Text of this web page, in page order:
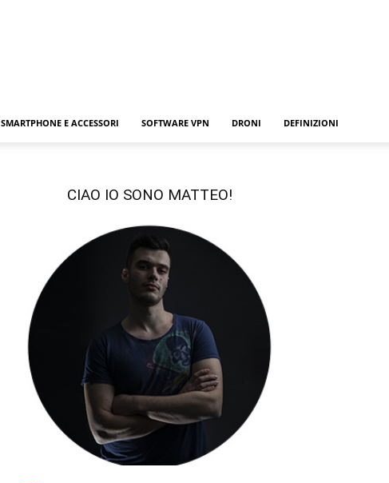
SMARTPHONE E ACCESSORI SOFTWARE VPN DRONI DEFINIZIONI
CIAO IO SONO MATTEO!